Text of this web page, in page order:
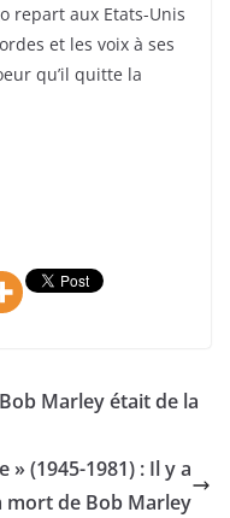
repart aux Etats-Unis
et les voix à ses
qu’il quitte la
Marley était de la
» (1945-1981) : Il y a
mort de Bob Marley